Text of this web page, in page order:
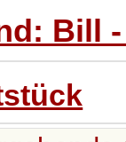
Bill